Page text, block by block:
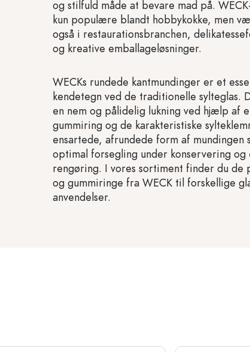
og stilfuld måde at bevare mad på.
kun populære blandt hobbykokke, men
også i restaurationsbranchen,
og kreative emballageløsninger.
WECKs rundede kantmundinger er et
kendetegn ved de traditionelle sylteglas.
en nem og pålidelig lukning ved hjælp af
gummiring og de karakteristiske
ensartede, afrundede form af mundingen
optimal forsegling under konservering og
rengøring. I vores sortiment finder du de
og gummiringe fra WECK til forskellige
anvendelser.